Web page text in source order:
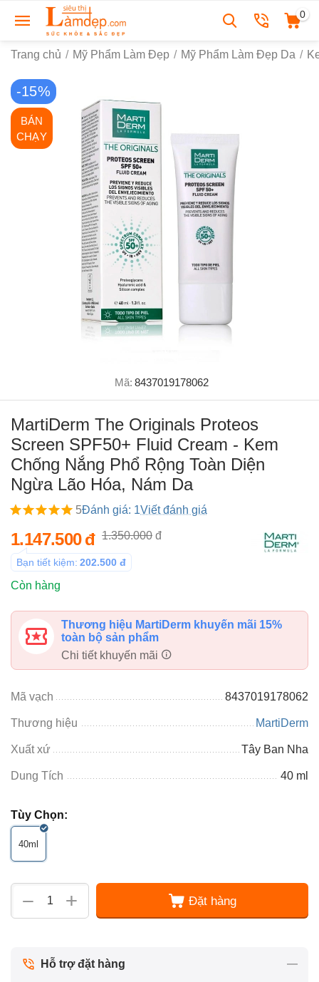
0
Trang chủ / Mỹ Phẩm Làm Đẹp / Mỹ Phẩm Làm Đẹp Da /
-15%
BÁN
CHẠY
Mã: 8437019178062
MartiDerm The Originals Proteos
Screen SPF50+ Fluid Cream - Kem
Chống Nắng Phổ Rộng Toàn Diện
Ngừa Lão Hóa, Nám Da
5Đánh giá: 1Viết đánh giá
1.147.500đ 1.350.000 đ
Bạn tiết kiệm: 202.500 đ
Còn hàng
Thương hiệu MartiDerm khuyến mãi 15%
toàn bộ sản phẩm
Chi tiết khuyến mãi
Mã vạch 8437019178062
Thương hiệu MartiDerm
Xuất xứ Tây Ban Nha
Dung Tích 40 ml
Tùy Chọn:
40ml
+
− Đặt hàng
Hỗ trợ đặt hàng